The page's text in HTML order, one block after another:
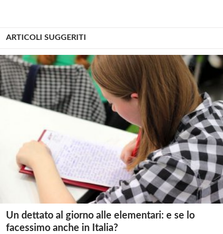
ARTICOLI SUGGERITI
Un dettato al giorno alle elementari: e se lo
facessimo anche in Italia?